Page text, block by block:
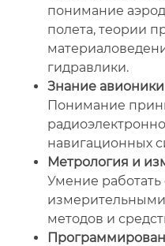
понимание
полета, теории
гидравлики.
Знание
Понимание
навигационных
Метрология и
Умение работать
методов и